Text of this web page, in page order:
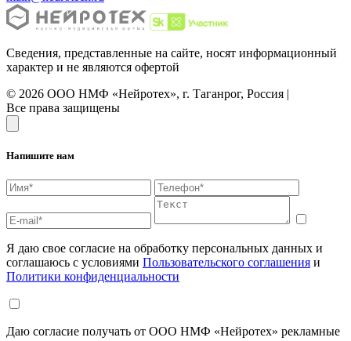
Сведения, представленные на сайте, носят информационный
характер и не являются офертой
© 2026 ООО НМФ «Нейротех», г. Таганрог, Россия |
Все права защищены
Напишите нам
Я даю свое согласие на обработку персональных данных и
соглашаюсь с условиями Пользовательского соглашения и
Политики конфиденциальности
Даю согласие получать от ООО НМФ «Нейротех» рекламные